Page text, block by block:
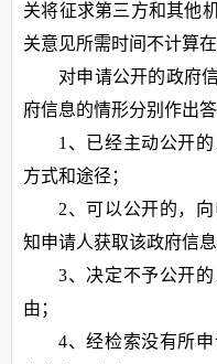
关将征求第三方和其他
关意见所需时间不计算
对申请公开的政府
府信息的情形分别作出答
1、已经主动公开
方式和途径；
2、可以公开的，
知申请人获取该政府信
3、决定不予公开
由；
4、经检索没有所